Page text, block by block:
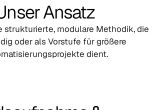
Ansatz
strukturierte, modulare Methodik, die
oder als Vorstufe für größere
dient.